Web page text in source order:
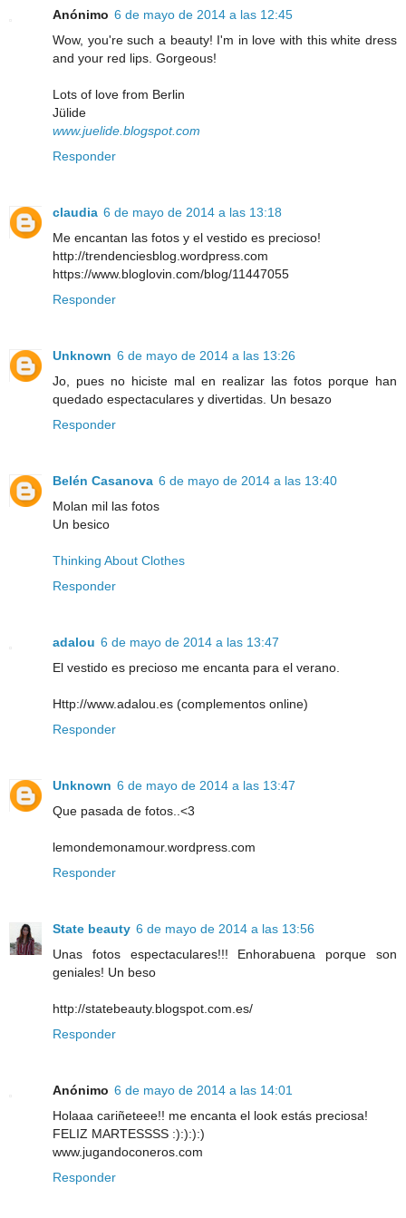
Anónimo 6 de mayo de 2014 a las 12:45
Wow, you're such a beauty! I'm in love with this white dress
and your red lips. Gorgeous!
Lots of love from Berlin
Jülide
www.juelide.blogspot.com
Responder
claudia 6 de mayo de 2014 a las 13:18
Me encantan las fotos y el vestido es precioso!
http://trendenciesblog.wordpress.com
https://www.bloglovin.com/blog/11447055
Responder
Unknown 6 de mayo de 2014 a las 13:26
Jo, pues no hiciste mal en realizar las fotos porque han
quedado espectaculares y divertidas. Un besazo
Responder
Belén Casanova 6 de mayo de 2014 a las 13:40
Molan mil las fotos
Un besico
Thinking About Clothes
Responder
adalou 6 de mayo de 2014 a las 13:47
El vestido es precioso me encanta para el verano.
Http://www.adalou.es (complementos online)
Responder
Unknown 6 de mayo de 2014 a las 13:47
Que pasada de fotos..<3
lemondemonamour.wordpress.com
Responder
State beauty 6 de mayo de 2014 a las 13:56
Unas fotos espectaculares!!! Enhorabuena porque son
geniales! Un beso
http://statebeauty.blogspot.com.es/
Responder
Anónimo 6 de mayo de 2014 a las 14:01
Holaaa cariñeteee!! me encanta el look estás preciosa!
FELIZ MARTESSSS :):):):)
www.jugandoconeros.com
Responder